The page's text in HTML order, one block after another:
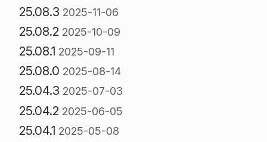
25.08.3 2025-11-06
25.08.2 2025-10-09
25.08.1 2025-09-11
25.08.0 2025-08-14
25.04.3 2025-07-03
25.04.2 2025-06-05
25.04.1 2025-05-08